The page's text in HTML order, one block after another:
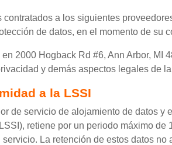
a los siguientes
de datos, en el momento de su
2000 Hogback Rd #6, Ann Arbor, MI
y demás aspectos legales de
a la LSSI
de servicio de alojamiento de datos
retiene por un periodo máximo
La retención de estos datos